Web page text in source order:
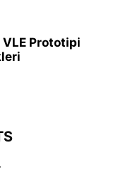
Prototipi